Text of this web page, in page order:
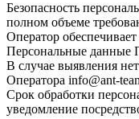
Безопасность
полном объеме
Оператор
Персональные данные
В случае выявления
Оператора info@ant-
Срок обработки
уведомление